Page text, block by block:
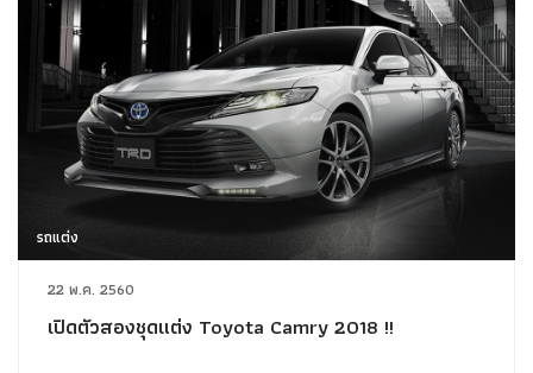
รถแต่ง
22 พ.ค. 2560
เปิดตัวสองชุดแต่ง Toyota Camry 2018 !!